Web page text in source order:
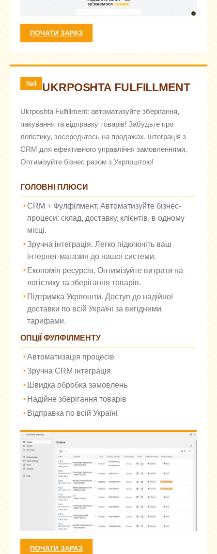
ПОЧАТИ ЗАРАЗ
№4 UKRPOSHTA FULFILLMENT
Ukrposhta Fulfillment: автоматизуйте зберігання,
пакування та відправку товарів! Забудьте про
логістику, зосередьтесь на продажах. Інтеграція з
CRM для ефективного управління замовленнями.
Оптимізуйте бізнес разом з Укрпоштою!
ГОЛОВНІ ПЛЮСИ
CRM + Фулфілмент. Автоматизуйте бізнес-
процеси: склад, доставку, клієнтів, в одному
місці.
Зручна інтеграція. Легко підключіть ваш
інтернет-магазин до нашої системи.
Економія ресурсів. Оптимізуйте витрати на
логістику та зберігання товарів.
Підтримка Укрпошти. Доступ до надійної
доставки по всій Україні за вигідними
тарифами.
ОПЦІЇ ФУЛФІЛМЕНТУ
Автоматизація процесів
Зручна CRM інтеграція
Швидка обробка замовлень
Надійне зберігання товарів
Відправка по всій Україні
ПОЧАТИ ЗАРАЗ